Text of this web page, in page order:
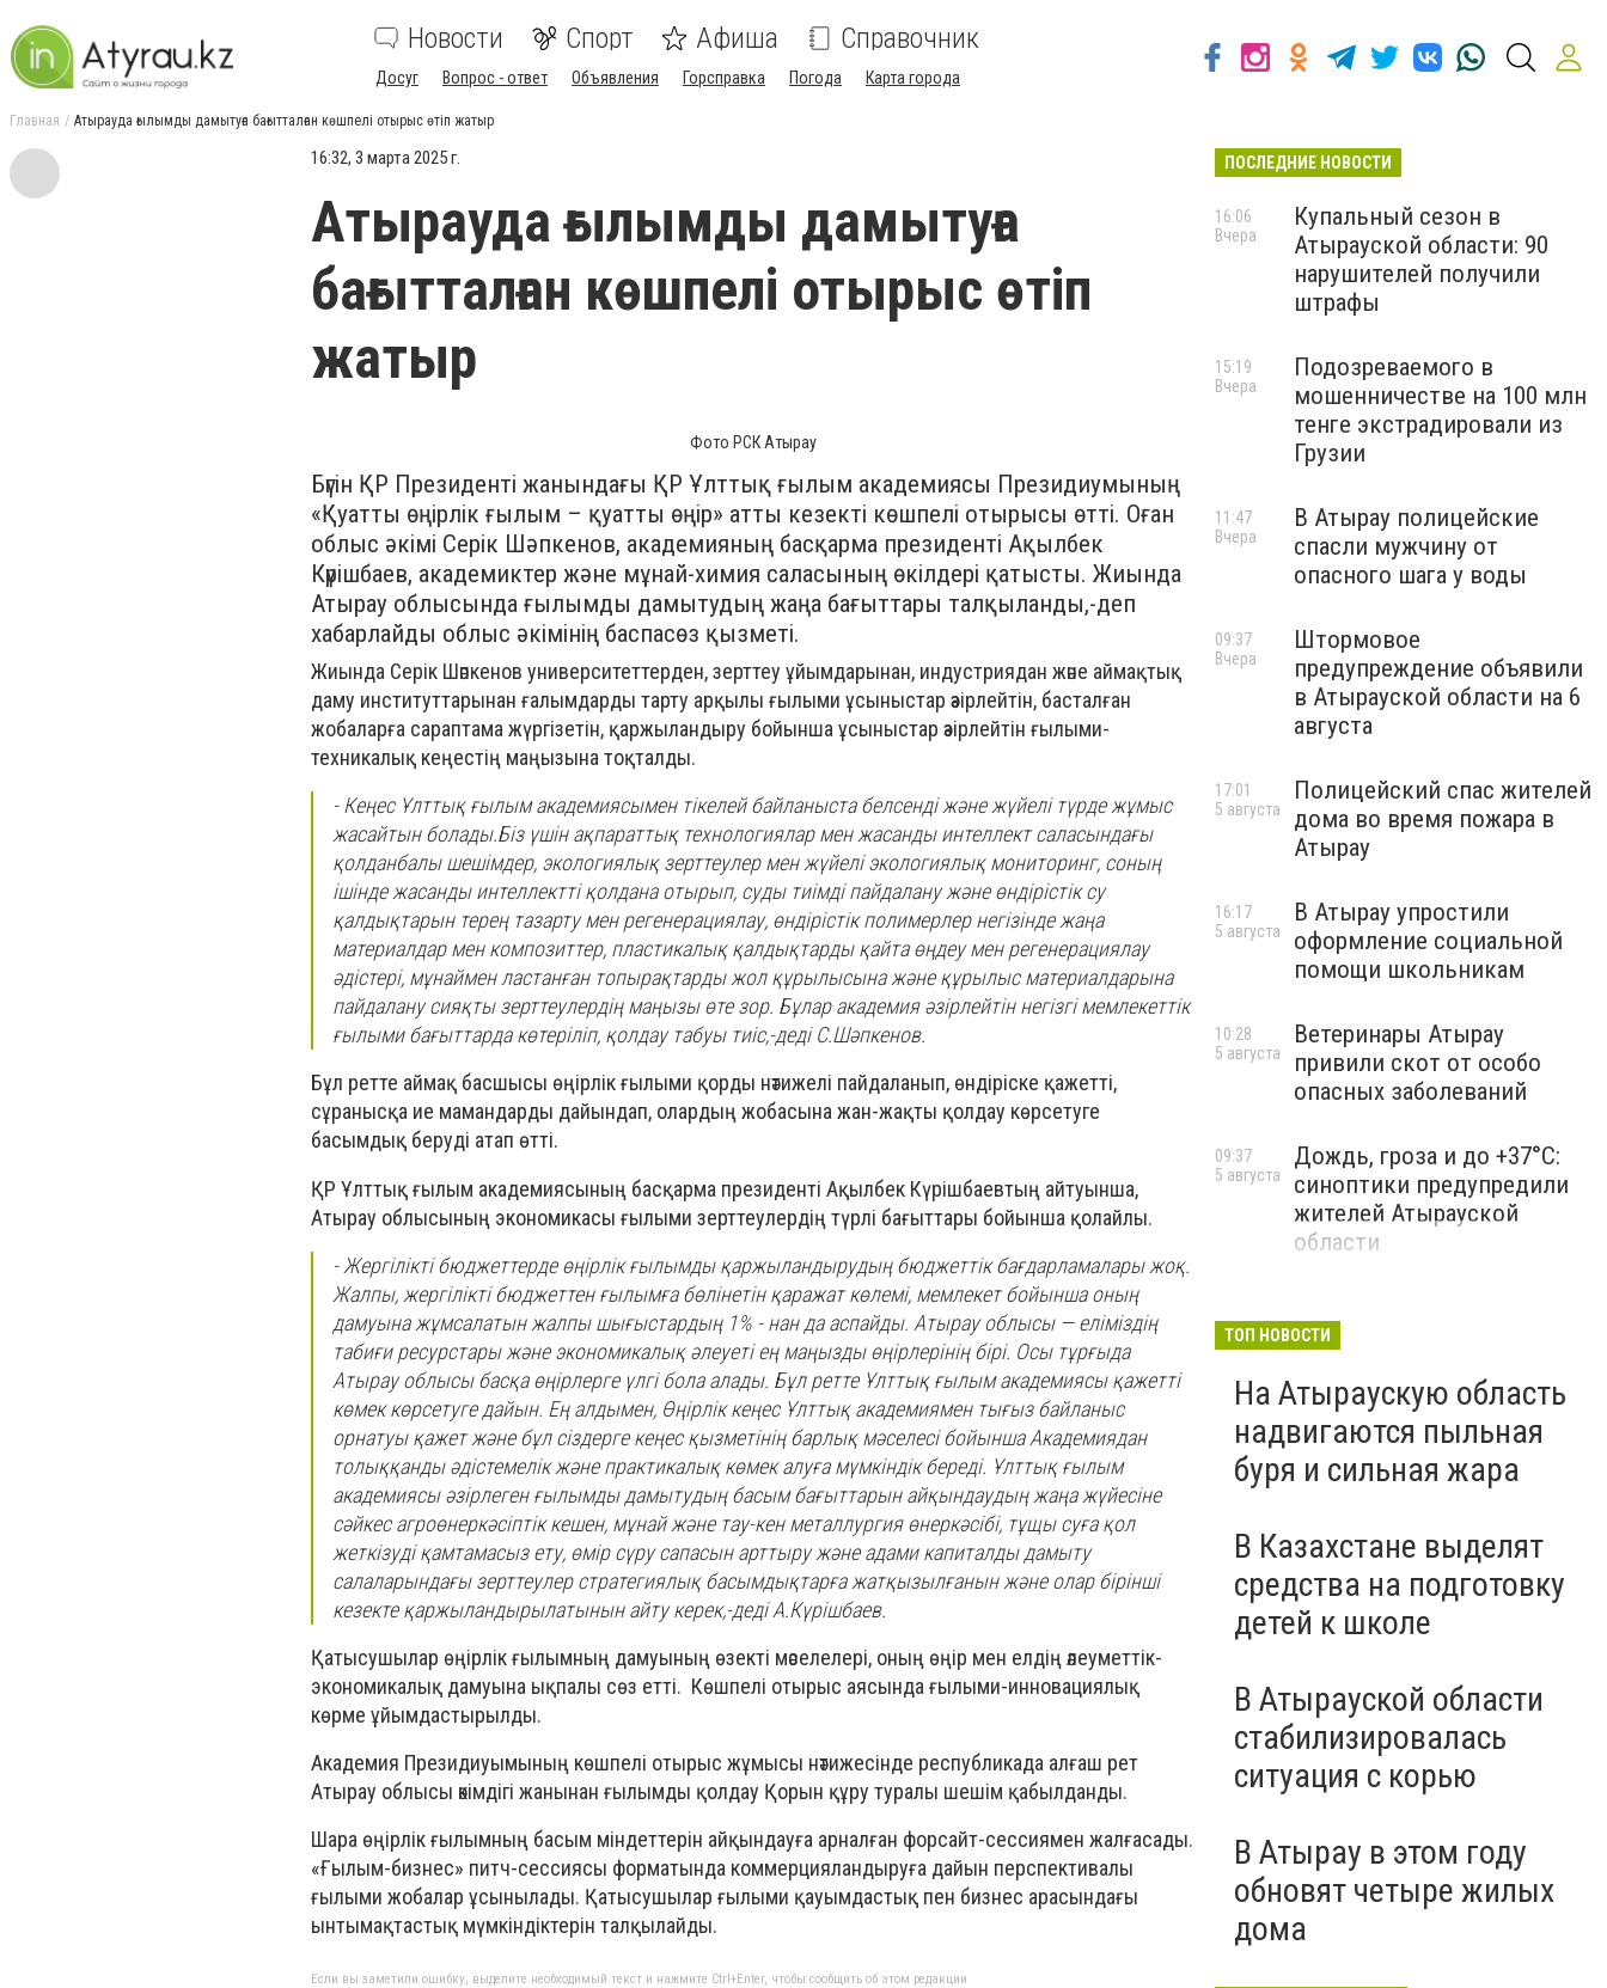
Новости Спорт Афиша Справочник
Досуг Вопрос - ответ Объявления Горсправка Погода Карта города
Главная Атырауда ғылымды дамытуға бағытталған көшпелі отырыс өтіп жатыр
16:32, 3 марта 2025 г.
Атырауда ғылымды дамытуға
бағытталған көшпелі отырыс өтіп
жатыр
Фото РСК Атырау
Бүгін ҚР Президенті жанындағы ҚР Ұлттық ғылым академиясы Президиумының
«Қуатты өңірлік ғылым – қуатты өңір» атты кезекті көшпелі отырысы өтті. Оған
облыс әкімі Серік Шәпкенов, академияның басқарма президенті Ақылбек
Күрішбаев, академиктер және мұнай-химия саласының өкілдері қатысты. Жиында
Атырау облысында ғылымды дамытудың жаңа бағыттары талқыланды,-деп
хабарлайды облыс әкімінің баспасөз қызметі.
Жиында Серік Шәпкенов университеттерден, зерттеу ұйымдарынан, индустриядан және аймақтық
даму институттарынан ғалымдарды тарту арқылы ғылыми ұсыныстар әзірлейтін, басталған
жобаларға сараптама жүргізетін, қаржыландыру бойынша ұсыныстар әзірлейтін ғылыми-
техникалық кеңестің маңызына тоқталды.
- Кеңес Ұлттық ғылым академиясымен тікелей байланыста белсенді және жүйелі түрде жұмыс
жасайтын болады.Біз үшін ақпараттық технологиялар мен жасанды интеллект саласындағы
қолданбалы шешімдер, экологиялық зерттеулер мен жүйелі экологиялық мониторинг, соның
ішінде жасанды интеллектті қолдана отырып, суды тиімді пайдалану және өндірістік су
қалдықтарын терең тазарту мен регенерациялау, өндірістік полимерлер негізінде жаңа
материалдар мен композиттер, пластикалық қалдықтарды қайта өңдеу мен регенерациялау
әдістері, мұнаймен ластанған топырақтарды жол құрылысына және құрылыс материалдарына
пайдалану сияқты зерттеулердің маңызы өте зор. Бұлар академия әзірлейтін негізгі мемлекеттік
ғылыми бағыттарда көтеріліп, қолдау табуы тиіс,-деді С.Шәпкенов.
Бұл ретте аймақ басшысы өңірлік ғылыми қорды нәтижелі пайдаланып, өндіріске қажетті,
сұранысқа ие мамандарды дайындап, олардың жобасына жан-жақты қолдау көрсетуге
басымдық беруді атап өтті.
ҚР Ұлттық ғылым академиясының басқарма президенті Ақылбек Күрішбаевтың айтуынша,
Атырау облысының экономикасы ғылыми зерттеулердің түрлі бағыттары бойынша қолайлы.
- Жергілікті бюджеттерде өңірлік ғылымды қаржыландырудың бюджеттік бағдарламалары жоқ.
Жалпы, жергілікті бюджеттен ғылымға бөлінетін қаражат көлемі, мемлекет бойынша оның
дамуына жұмсалатын жалпы шығыстардың 1% - нан да аспайды. Атырау облысы — еліміздің
табиғи ресурстары және экономикалық әлеуеті ең маңызды өңірлерінің бірі. Осы тұрғыда
Атырау облысы басқа өңірлерге үлгі бола алады. Бұл ретте Ұлттық ғылым академиясы қажетті
көмек көрсетуге дайын. Ең алдымен, Өңірлік кеңес Ұлттық академиямен тығыз байланыс
орнатуы қажет және бұл сіздерге кеңес қызметінің барлық мәселесі бойынша Академиядан
толыққанды әдістемелік және практикалық көмек алуға мүмкіндік береді. Ұлттық ғылым
академиясы әзірлеген ғылымды дамытудың басым бағыттарын айқындаудың жаңа жүйесіне
сәйкес агроөнеркәсіптік кешен, мұнай және тау-кен металлургия өнеркәсібі, тұщы суға қол
жеткізуді қамтамасыз ету, өмір сүру сапасын арттыру және адами капиталды дамыту
салаларындағы зерттеулер стратегиялық басымдықтарға жатқызылғанын және олар бірінші
кезекте қаржыландырылатынын айту керек,-деді А.Күрішбаев.
Қатысушылар өңірлік ғылымның дамуының өзекті мәселелері, оның өңір мен елдің әлеуметтік-
экономикалық дамуына ықпалы сөз етті. Көшпелі отырыс аясында ғылыми-инновациялық
көрме ұйымдастырылды.
Академия Президиуымының көшпелі отырыс жұмысы нәтижесінде республикада алғаш рет
Атырау облысы әкімдігі жанынан ғылымды қолдау Қорын құру туралы шешім қабылданды.
Шара өңірлік ғылымның басым міндеттерін айқындауға арналған форсайт-сессиямен жалғасады.
«Ғылым-бизнес» питч-сессиясы форматында коммерцияландыруға дайын перспективалы
ғылыми жобалар ұсынылады. Қатысушылар ғылыми қауымдастық пен бизнес арасындағы
ынтымақтастық мүмкіндіктерін талқылайды.
Если вы заметили ошибку, выделите необходимый текст и нажмите Ctrl+Enter, чтобы сообщить об этом редакции
ПОСЛЕДНИЕ НОВОСТИ
Купальный сезон в
Атырауской области: 90
нарушителей получили
штрафы
16:06
Вчера
Подозреваемого в
мошенничестве на 100 млн
тенге экстрадировали из
Грузии
15:19
Вчера
В Атырау полицейские
спасли мужчину от
опасного шага у воды
11:47
Вчера
Штормовое
предупреждение объявили
в Атырауской области на 6
августа
09:37
Вчера
Полицейский спас жителей
дома во время пожара в
Атырау
17:01
5 августа
В Атырау упростили
оформление социальной
помощи школьникам
16:17
5 августа
Ветеринары Атырау
привили скот от особо
опасных заболеваний
10:28
5 августа
Дождь, гроза и до +37°C:
синоптики предупредили
жителей Атырауской
области
09:37
5 августа
ТОП НОВОСТИ
На Атыраускую область
надвигаются пыльная
буря и сильная жара
В Казахстане выделят
средства на подготовку
детей к школе
В Атырауской области
стабилизировалась
ситуация с корью
В Атырау в этом году
обновят четыре жилых
дома